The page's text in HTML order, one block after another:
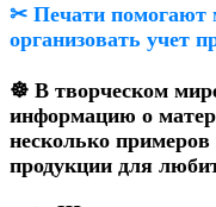
✂ Печати помогают
организовать учет
☸ В творческом
информацию о
несколько
продукции для